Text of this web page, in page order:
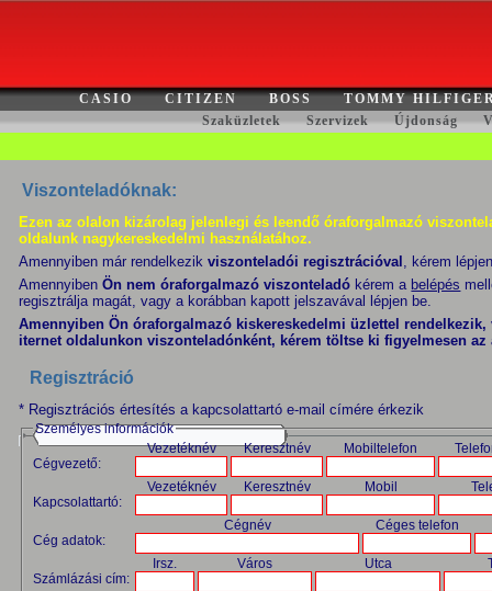
CASIO CITIZEN BOSS
TOMMY
Szaküzletek
Szervizek Újdonság
Viszonteladóknak:
Ezen az olalon kizárolag jelenlegi és leendő óraforgalmazó
oldalunk nagykereskedelmi használatához.
Amennyiben már rendelkezikviszonteladói regisztrációval , kérem
AmennyibenÖn nem óraforgalmazó viszonteladó kérem a belépés
regisztrálja magát, vagy a korábban kapott jelszavával lépjen be.
Amennyiben Ön óraforgalmazó kiskereskedelmi üzlettel
iternet oldalunkon viszonteladónként, kérem töltse ki figyelmesen
Regisztráció
* Regisztrációs értesítés a kapcsolattartó e-mail címére érkezik
Személyes információk
Cégvezető:
Vezetéknév Keresztnév Mobiltelefon
Kapcsolattartó:
Vezetéknév Keresztnév Mobil
Cég adatok:
Cégnév Céges telefon
Számlázási cím:
Irsz. Város Utca